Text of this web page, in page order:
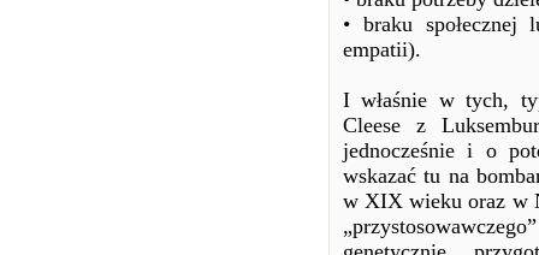
• braku
empatii).
I właśnie w tych,
Cleese z
jednocześnie i o
wskazać tu na
w XIX wieku oraz w